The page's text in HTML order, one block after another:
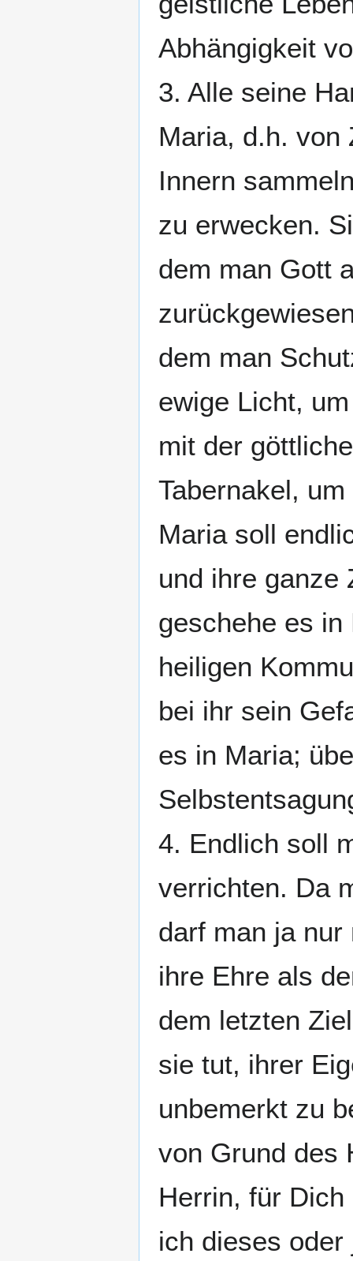
Abhängigkeit
3. Alle seine
Maria, d.h. von
Innern
zu erwecken.
dem man Gott
dem man
ewige Licht,
mit der
Tabernakel,
Maria soll
und ihre ganze
geschehe es
heiligen
bei ihr sein
es in Maria;
4. Endlich soll
verrichten. Da
darf man ja
ihre Ehre als
dem letzten
sie tut, ihrer
unbemerkt zu
von Grund des
Herrin, für
ich dieses